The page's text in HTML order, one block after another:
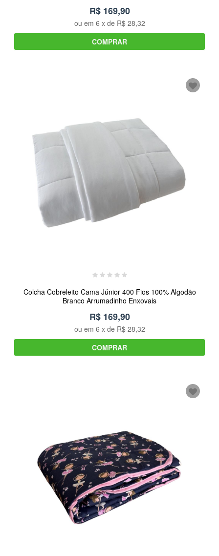
R$ 169,90
ou em 6 x de R$ 28,32
COMPRAR
Colcha Cobreleito Cama Júnior 400 Fios 100% Algodão
Branco Arrumadinho Enxovais
R$ 169,90
ou em 6 x de R$ 28,32
COMPRAR